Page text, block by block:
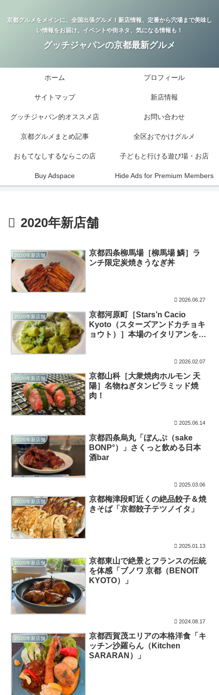
京都グルメをメインに、全国出張グルメ！新店情報、定番から穴場まで美味し
い情報をお届け。イベントや街ネタ、気になる情報も！
グッチジャパンの京都最新グルメ
ホーム プロフィール
サイトマップ 新店情報
グッチジャパン的オススメ店 お問い合わせ
京都グルメまとめ記事 全区おでかけグルメ
おもてなしするならこの店 子どもと行ける遊び場・お店
Buy Adspace Hide Ads for Premium Members
2020年新店舗
2020年新店舗
京都四条柳馬場［柳馬場 鱗］ラ
ンチ限定炭焼きうなぎ丼
2026.06.27
2020年新店舗
京都河原町［Stars’n Cacio
Kyoto（スターズアンドカチョキ
ョウト）］本場のイタリアンを全
2026.02.07
2020年新店舗
京都山科［大衆焼肉ホルモン 天
陽］名物ねぎタンピラミッド焼
肉！
2025.06.14
2020年新店舗
京都四条烏丸「ぼんぷ（sake
BONP°）」さくっと飲める日本
酒bar
2025.03.06
2020年新店舗
京都梅津段町近くの絶品餃子＆焼
きそば「京都餃子テツノイタ」
2025.01.13
2020年新店舗
京都東山で絶景とフランスの伝統
を体感「ブノワ 京都（BENOIT
KYOTO）」
2024.08.17
2020年新店舗
京都西賀茂エリアの本格洋食「キ
ッチン沙羅らん（Kitchen
SARARAN）」